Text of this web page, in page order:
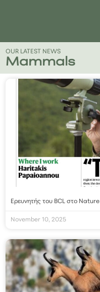
OUR LATEST NEWS
Mammals
Ερευνητής του BCL στο Nature
November 10, 2025